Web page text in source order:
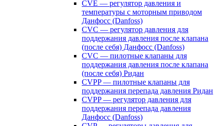
CVE — регулятор давления и
температуры с моторным приводом
Данфосс (Danfoss)
CVС — регулятор давления для
поддержания давления после клапана
(после себя) Данфосс (Danfoss)
CVС — пилотные клапаны для
поддержания давления после клапана
(после себя) Ридан
CVPP — пилотные клапаны для
поддержания перепада давления Ридан
CVPP — регулятор давления для
поддержания перепада давления
Данфосс (Danfoss)